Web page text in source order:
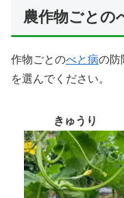
農作物ごとの
作物ごとのべと病の防
を選んでください。
きゅうり